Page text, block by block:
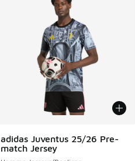
adidas Juventus 25/26 Pre-
match Jersey